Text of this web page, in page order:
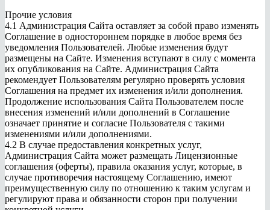
Прочие условия
4.1 Администрация Сайта оставляет за собой право изменять
Соглашение в одностороннем порядке в любое время без
уведомления Пользователей. Любые изменения будут
размещены на Сайте. Изменения вступают в силу с момента
их опубликования на Сайте. Администрация Сайта
рекомендует Пользователям регулярно проверять условия
Соглашения на предмет их изменения и/или дополнения.
Продолжение использования Сайта Пользователем после
внесения изменений и/или дополнений в Соглашение
означает принятие и согласие Пользователя с такими
изменениями и/или дополнениями.
4.2 В случае предоставления конкретных услуг,
Администрация Сайта может размещать Лицензионные
соглашения (оферты), правила оказания услуг, которые, в
случае противоречия настоящему Соглашению, имеют
преимущественную силу по отношению к таким услугам и
регулируют права и обязанности сторон при получении